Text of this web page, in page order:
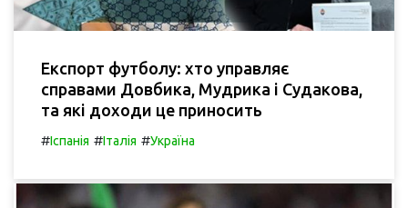
Експорт футболу: хто управляє
справами Довбика, Мудрика і Судакова,
та які доходи це приносить
#Іспанія #Італія #Україна